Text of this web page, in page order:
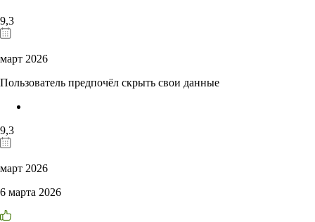
9,3
март 2026
Пользователь предпочёл скрыть свои данные
9,3
март 2026
6 марта 2026